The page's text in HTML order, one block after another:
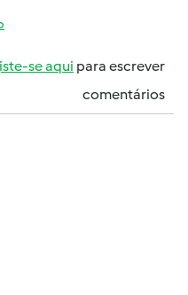
se aqui para escrever
comentários